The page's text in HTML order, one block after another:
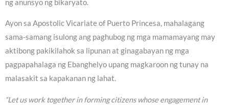
ng anunsyo ng bikaryato.
Ayon sa Apostolic Vicariate of Puerto Princesa, mahalagang
sama-samang isulong ang paghubog ng mga mamamayang may
aktibong pakikilahok sa lipunan at ginagabayan ng mga
pagpapahalaga ng Ebanghelyo upang magkaroon ng tunay na
malasakit sa kapakanan ng lahat.
“Let us work together in forming citizens whose engagement in